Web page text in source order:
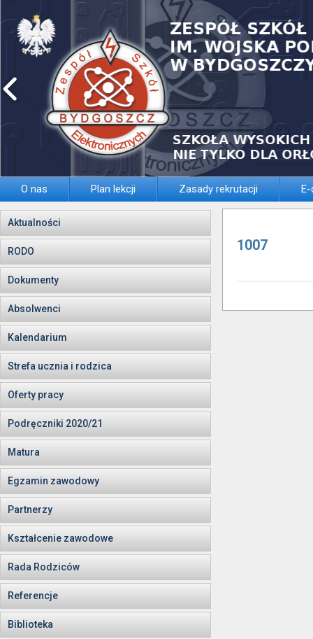
O nas Plan lekcji Zasady rekrutacji
Aktualności
RODO
Dokumenty
Absolwenci
Kalendarium
Strefa ucznia i rodzica
Oferty pracy
Podręczniki 2020/21
Matura
Egzamin zawodowy
Partnerzy
Kształcenie zawodowe
Rada Rodziców
Referencje
Biblioteka
1007